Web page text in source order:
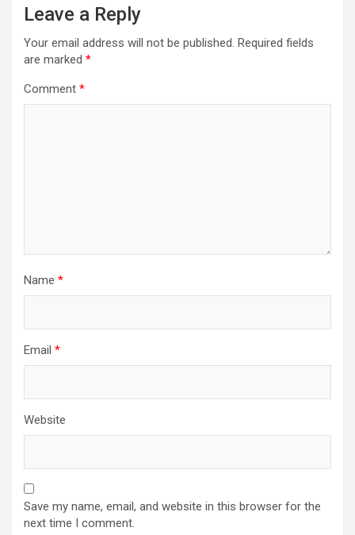
Leave a Reply
Your email address will not be published. Required fields
are marked *
Comment *
Name *
Email *
Website
Save my name, email, and website in this browser for the
next time I comment.